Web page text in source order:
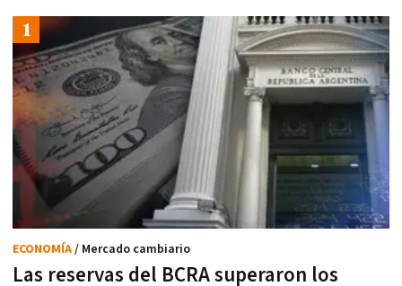
Las reservas del BCRA superaron los
ECONOMÍA/ Mercado cambiario